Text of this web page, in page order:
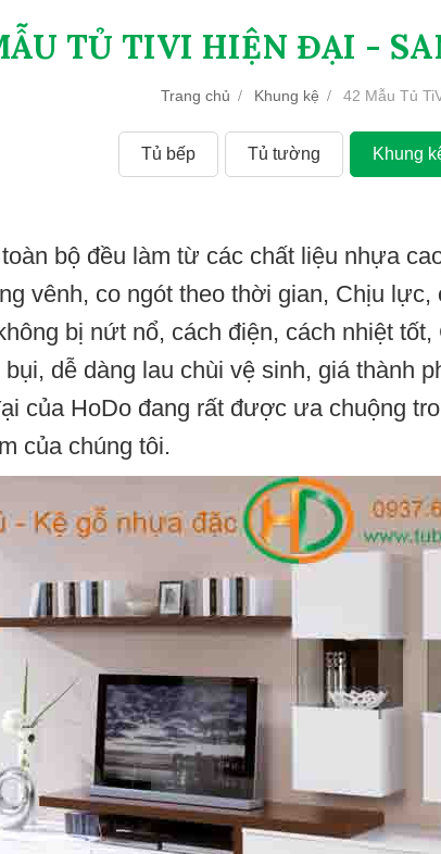
TỦ TIVI HIỆN ĐẠI -
Trang chủ Khung kệ 42 Mẫu Tủ
Tủ bếp Tủ tường Khung
bộ đều làm từ các chất liệu nhựa
vênh, co ngót theo thời gian, Chịu
bị nứt nổ, cách điện, cách nhiệt
bụi, dễ dàng lau chùi vệ sinh, giá thành
của HoDo đang rất được ưa chuộng
của chúng tôi.